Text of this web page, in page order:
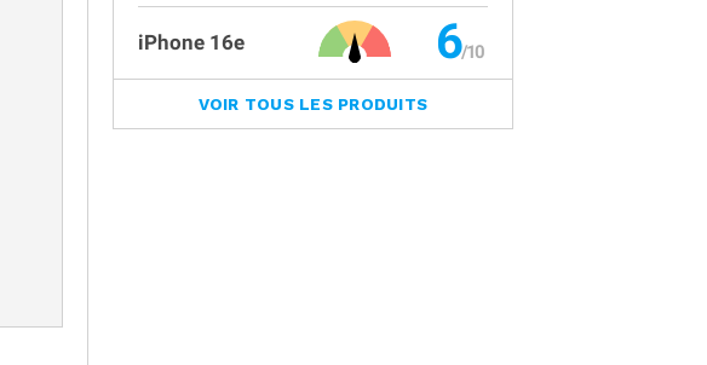
iPhone 16e 6
VOIR TOUS LES PRODUITS